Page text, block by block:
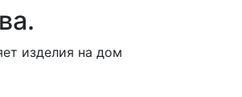
изделия на дом